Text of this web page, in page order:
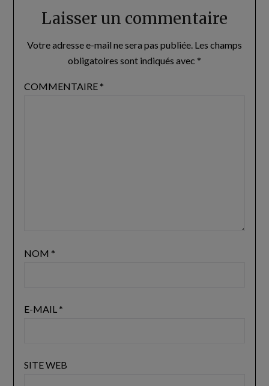
Laisser un commentaire
Votre adresse e-mail ne sera pas publiée. Les champs
obligatoires sont indiqués avec *
COMMENTAIRE *
NOM *
E-MAIL *
SITE WEB